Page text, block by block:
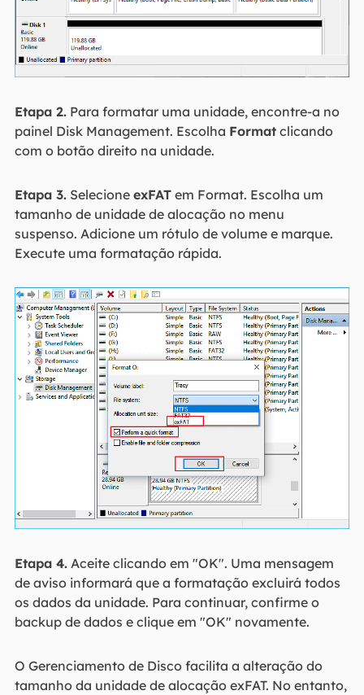
Etapa 2.Para formatar uma unidade, encontre-a no
painel Disk Management. Escolha Formatclicando
com o botão direito na unidade.
Etapa 3.Selecione exFATem Format. Escolha um
tamanho de unidade de alocação no menu
suspenso. Adicione um rótulo de volume e marque.
Execute uma formatação rápida.
Etapa 4.Aceite clicando em "OK". Uma mensagem
de aviso informará que a formatação excluirá todos
os dados da unidade. Para continuar, confirme o
backup de dados e clique em "OK" novamente.
O Gerenciamento de Disco facilita a alteração do
tamanho da unidade de alocação exFAT. No entanto,